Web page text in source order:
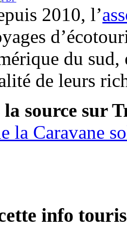
2010, l’
du sud,
de leurs
la source sur
la Caravane
info